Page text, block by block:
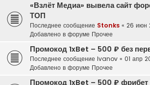
«Взлёт Медиа» вывела сайт
ТОП
Последнее сообщение Stonks « 26 июн
Добавлено в форуме Прочее
Промокод 1xBet – 500 ₽ без
Последнее сообщение Ivanov « 01 апр
Добавлено в форуме Прочее
Промокод 1xBet – 500 ₽ фрибет